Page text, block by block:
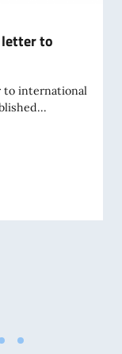
to
to international
to international